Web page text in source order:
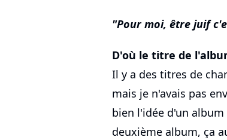
Pour moi, être juif
D'où le titre de
Il y a des titres de
mais je n'avais pas
bien l'idée d'un
deuxième album, ça